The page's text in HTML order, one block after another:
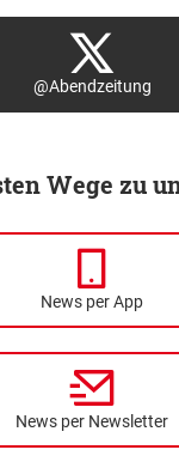
@Abendzeitung
Wege zu
News per App
News per Newsletter